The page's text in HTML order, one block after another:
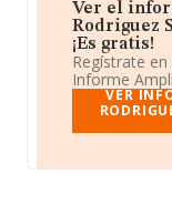
Ver el
Rodriguez
¡Es gratis!
Regístrate
Informe
VER